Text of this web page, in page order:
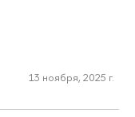
13 ноября, 2025 г.